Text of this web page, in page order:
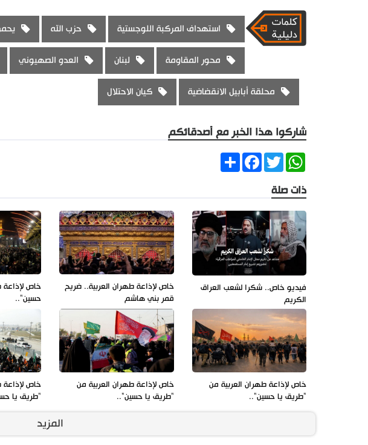
استهداف المركبة اللوجستية حزب الله
محور المقاومة لبنان العدو الصهيوني
محلقة أبابيل الانقضاضية كيان الاحتلال
شاركوا هذا الخبر مع أصدقائكم
ShareFacebookTwitter
WhatsApp
ذات صلة
فيديو خاص.. شكرا لشعب العراق
الكريم
خاص لإذاعة طهران العربية.. ضريح
قمر بني هاشم
خاص
حسين"..
خاص لإذاعة طهران العربية من
"طريق يا حسين"..
خاص لإذاعة طهران العربية من
"طريق يا حسين"..
خاص لإذاعة
"طريق يا
المزيد